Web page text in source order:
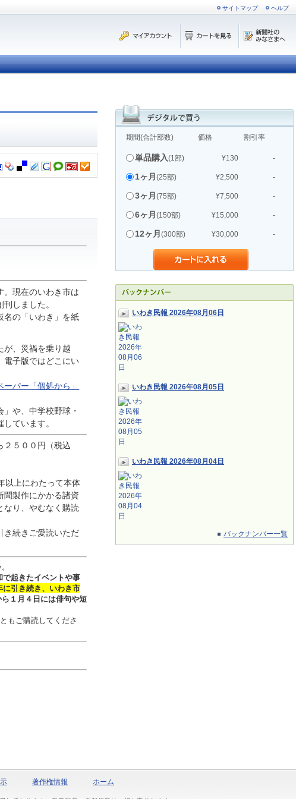
サイトマップ ヘルプ
期間(合計部数) 価格 割引率
単品購入(1部) ¥130 -
1ヶ月 (25部) ¥2,500 -
3ヶ月 (75部) ¥7,500 -
6ヶ月 (150部) ¥15,000 -
12ヶ月 (300部) ¥30,000 -
いわき民報 2026年08月06日
いわき民報 2026年08月05日
いわき民報 2026年08月04日
バックナンバー一覧
。現在のいわき市は
しました。
名の「いわき」を紙
が、災禍を乗り越
電子版ではどこにい
ーパー「個処から」
や、中学校野球・
ています。
２５００円（税込
以上にわたって本体
聞製作にかかる諸資
なり、やむなく購読
き続きご愛読いただ
起きたイベントや事
に引き続き、いわき市
ら１月４日には俳句や短
もご購読してくださ
著作権情報 ホーム